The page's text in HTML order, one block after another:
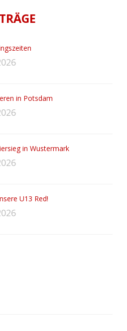
in Potsdam
in Wustermark
U13 Red!